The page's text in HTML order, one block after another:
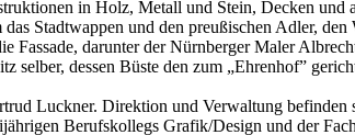
in Holz, Metall und Stein, Decken
Stadtwappen und den preußischen Adler,
darunter der Nürnberger Maler
selber, dessen Büste den zum „Ehrenhof”
Luckner. Direktion und Verwaltung
Berufskollegs Grafik/Design und der